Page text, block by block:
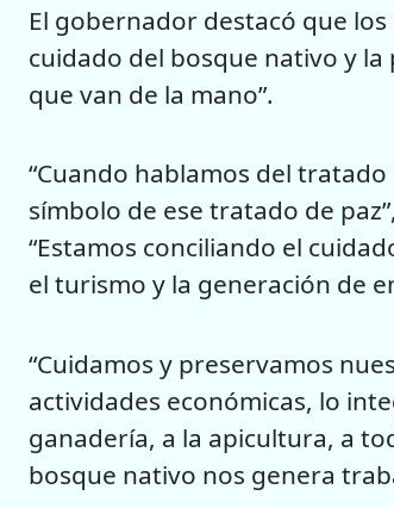
El gobernador destacó que
cuidado del bosque nativo y
que van de la mano”.
“Cuando hablamos del
símbolo de ese tratado de
“Estamos conciliando el
el turismo y la generación de
“Cuidamos y preservamos
actividades económicas, lo
ganadería, a la apicultura, a
bosque nativo nos genera